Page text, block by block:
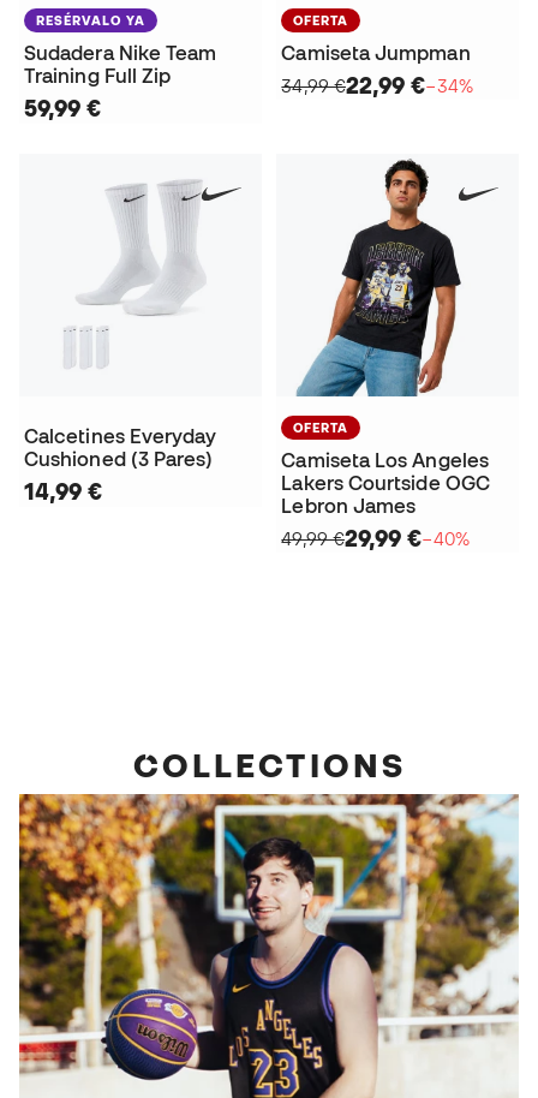
RESÉRVALO YA
Sudadera Nike Team
Training Full Zip
59,99 €
OFERTA
Camiseta Jumpman
34,99 €22,99 €−34%
Calcetines Everyday
Cushioned (3 Pares)
14,99 €
OFERTA
Camiseta Los Angeles
Lakers Courtside OGC
Lebron James
49,99 €29,99 €−40%
COLLECTIONS